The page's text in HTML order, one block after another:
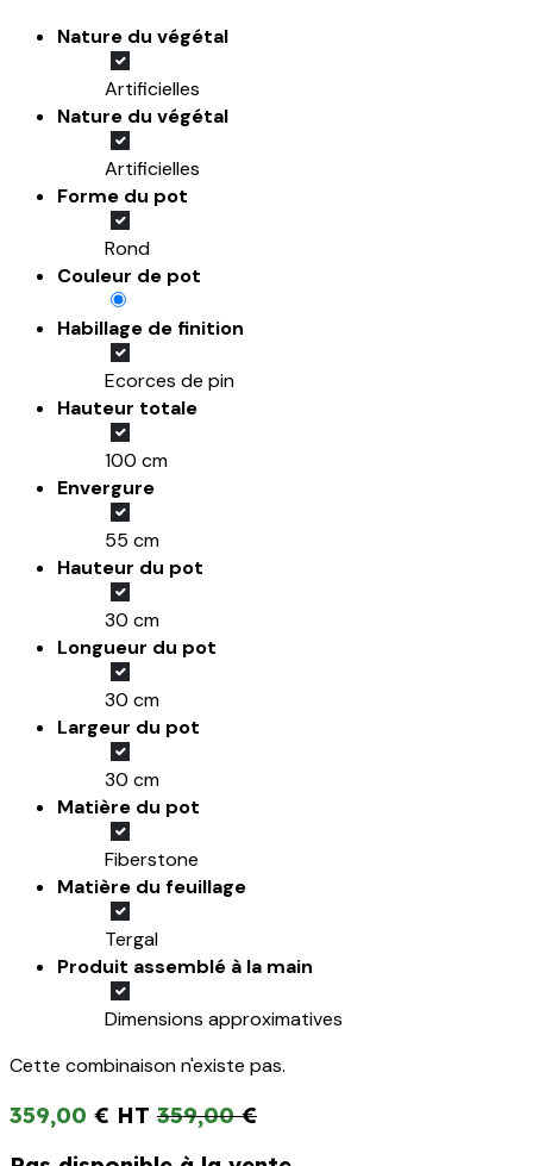
Nature du végétal
Artificielles
Nature du végétal
Artificielles
Forme du pot
Rond
Couleur de pot
Habillage de finition
Ecorces de pin
Hauteur totale
100 cm
Envergure
55 cm
Hauteur du pot
30 cm
Longueur du pot
30 cm
Largeur du pot
30 cm
Matière du pot
Fiberstone
Matière du feuillage
Tergal
Produit assemblé à la main
Dimensions approximatives
Cette combinaison n'existe pas.
359,00 € 359,00€